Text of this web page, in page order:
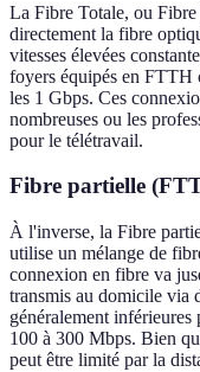
La Fibre Totale, ou
directement la fibre
vitesses élevées
foyers équipés en FTTH
les 1 Gbps. Ces
nombreuses ou les
pour le télétravail.
Fibre partielle
À l'inverse, la Fibre
utilise un mélange de
connexion en fibre va
transmis au domicile via
généralement
100 à 300 Mbps. Bien
peut être limité par la